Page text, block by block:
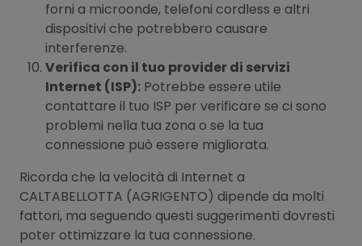
forni a microonde, telefoni cordless e altri
dispositivi che potrebbero causare
interferenze.
Verifica con il tuo provider di servizi
Internet (ISP): Potrebbe essere utile
contattare il tuo ISP per verificare se ci sono
problemi nella tua zona o se la tua
connessione può essere migliorata.
Ricorda che la velocità di Internet a
CALTABELLOTTA (AGRIGENTO) dipende da molti
fattori, ma seguendo questi suggerimenti dovresti
poter ottimizzare la tua connessione.